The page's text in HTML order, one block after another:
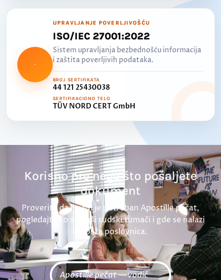
UPRAVLJANJE POVERLJIVOŠĆU
ISO/IEC 27001:2022
Sistem upravljanja bezbednošću informacija
i zaštita poverljivih podataka.
BROJ SERTIFIKATA
44 121 25430038
SERTIFIKACIONO TELO
TÜV NORD CERT GmbH
Korisno pre nego što pošaljete
dokument
Proverite da li vam je potreban Apostille pečat,
pogledajte ko su naši sudski tumači i gde se nalazi
najbliža poslovnica.
Apostille pečat — vodič